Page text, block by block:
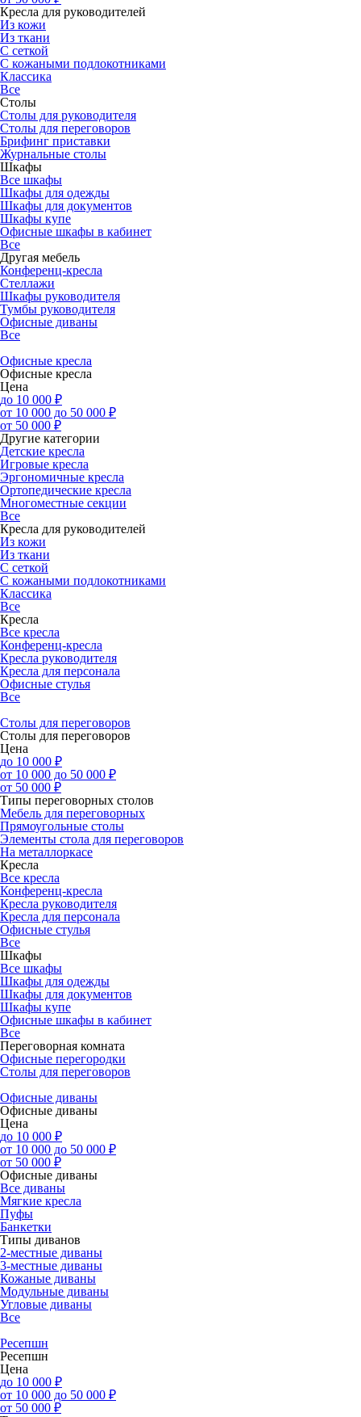
Кресла для руководителей
Из кожи
Из ткани
С сеткой
С кожаными подлокотниками
Классика
Все
Столы
Столы для руководителя
Столы для переговоров
Брифинг приставки
Журнальные столы
Шкафы
Все шкафы
Шкафы для одежды
Шкафы для документов
Шкафы купе
Офисные шкафы в кабинет
Все
Другая мебель
Конференц-кресла
Стеллажи
Шкафы руководителя
Тумбы руководителя
Офисные диваны
Все
Офисные кресла
Офисные кресла
Цена
до 10 000 ₽
от 10 000 до 50 000 ₽
от 50 000 ₽
Другие категории
Детские кресла
Игровые кресла
Эргономичные кресла
Ортопедические кресла
Многоместные секции
Все
Кресла для руководителей
Из кожи
Из ткани
С сеткой
С кожаными подлокотниками
Классика
Все
Кресла
Все кресла
Конференц-кресла
Кресла руководителя
Кресла для персонала
Офисные стулья
Все
Столы для переговоров
Столы для переговоров
Цена
до 10 000 ₽
от 10 000 до 50 000 ₽
от 50 000 ₽
Типы переговорных столов
Мебель для переговорных
Прямоугольные столы
Элементы стола для переговоров
На металлоркасе
Кресла
Все кресла
Конференц-кресла
Кресла руководителя
Кресла для персонала
Офисные стулья
Все
Шкафы
Все шкафы
Шкафы для одежды
Шкафы для документов
Шкафы купе
Офисные шкафы в кабинет
Все
Переговорная комната
Офисные перегородки
Столы для переговоров
Офисные диваны
Офисные диваны
Цена
до 10 000 ₽
от 10 000 до 50 000 ₽
от 50 000 ₽
Офисные диваны
Все диваны
Мягкие кресла
Пуфы
Банкетки
Типы диванов
2-местные диваны
3-местные диваны
Кожаные диваны
Модульные диваны
Угловые диваны
Все
Ресепшн
Ресепшн
Цена
до 10 000 ₽
от 10 000 до 50 000 ₽
от 50 000 ₽